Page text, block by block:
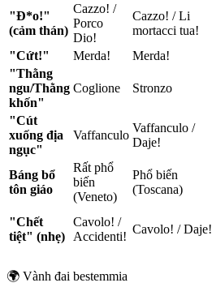
"Đ*o!"
(cảm thán)
Cazzo! /
Porco
Dio!
Cazzo! / Li
mortacci tua!
"Cứt!" Merda! Merda!
"Thằng
ngu/Thằng
khốn"
Coglione Stronzo
"Cút
xuống địa
ngục"
Vaffanculo
Vaffanculo /
Daje!
Báng bổ
tôn giáo
Rất phổ
biến
(Veneto)
Phổ biến
(Toscana)
"Chết
tiệt" (nhẹ)
Cavolo! /
Accidenti!
Cavolo! / Daje!
🌍 Vành đai bestemmia